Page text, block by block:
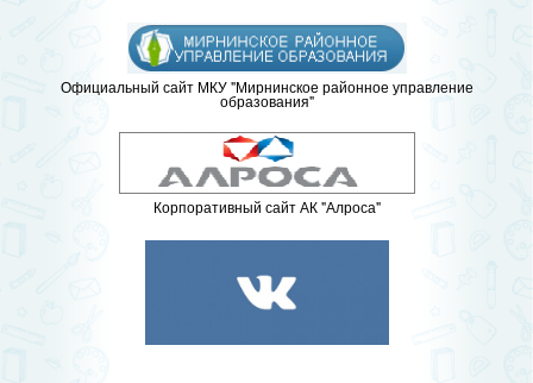
Официальный сайт МКУ "Мирнинское районное управление
образования"
Корпоративный сайт АК "Алроса"